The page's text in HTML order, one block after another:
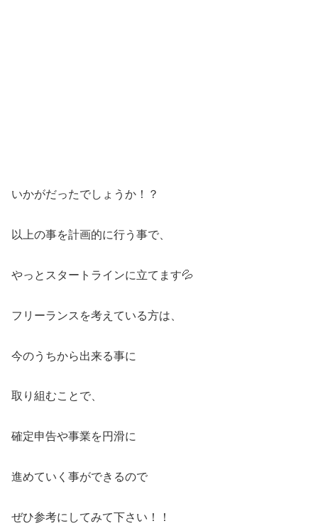
いかがだったでしょうか！？
以上の事を計画的に行う事で、
やっとスタートラインに立てます💦
フリーランスを考えている方は、
今のうちから出来る事に
取り組むことで、
確定申告や事業を円滑に
進めていく事ができるので
ぜひ参考にしてみて下さい！！